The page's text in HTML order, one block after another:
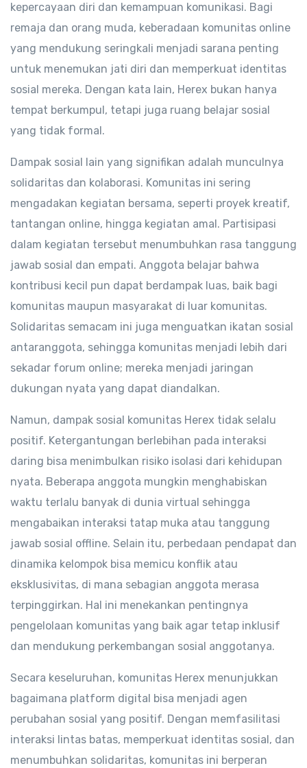
kepercayaan diri dan kemampuan komunikasi. Bagi
remaja dan orang muda, keberadaan komunitas online
yang mendukung seringkali menjadi sarana penting
untuk menemukan jati diri dan memperkuat identitas
sosial mereka. Dengan kata lain, Herex bukan hanya
tempat berkumpul, tetapi juga ruang belajar sosial
yang tidak formal.
Dampak sosial lain yang signifikan adalah munculnya
solidaritas dan kolaborasi. Komunitas ini sering
mengadakan kegiatan bersama, seperti proyek kreatif,
tantangan online, hingga kegiatan amal. Partisipasi
dalam kegiatan tersebut menumbuhkan rasa tanggung
jawab sosial dan empati. Anggota belajar bahwa
kontribusi kecil pun dapat berdampak luas, baik bagi
komunitas maupun masyarakat di luar komunitas.
Solidaritas semacam ini juga menguatkan ikatan sosial
antaranggota, sehingga komunitas menjadi lebih dari
sekadar forum online; mereka menjadi jaringan
dukungan nyata yang dapat diandalkan.
Namun, dampak sosial komunitas Herex tidak selalu
positif. Ketergantungan berlebihan pada interaksi
daring bisa menimbulkan risiko isolasi dari kehidupan
nyata. Beberapa anggota mungkin menghabiskan
waktu terlalu banyak di dunia virtual sehingga
mengabaikan interaksi tatap muka atau tanggung
jawab sosial offline. Selain itu, perbedaan pendapat dan
dinamika kelompok bisa memicu konflik atau
eksklusivitas, di mana sebagian anggota merasa
terpinggirkan. Hal ini menekankan pentingnya
pengelolaan komunitas yang baik agar tetap inklusif
dan mendukung perkembangan sosial anggotanya.
Secara keseluruhan, komunitas Herex menunjukkan
bagaimana platform digital bisa menjadi agen
perubahan sosial yang positif. Dengan memfasilitasi
interaksi lintas batas, memperkuat identitas sosial, dan
menumbuhkan solidaritas, komunitas ini berperan